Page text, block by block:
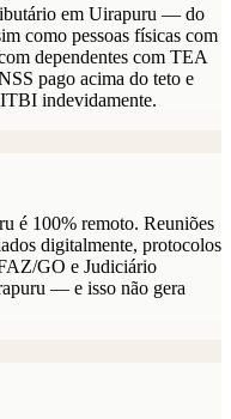
em Uirapuru — do
como pessoas físicas com
dependentes com TEA
pago acima do teto e
indevidamente.
é 100% remoto. Reuniões
digitalmente, protocolos
GO e Judiciário
— e isso não gera